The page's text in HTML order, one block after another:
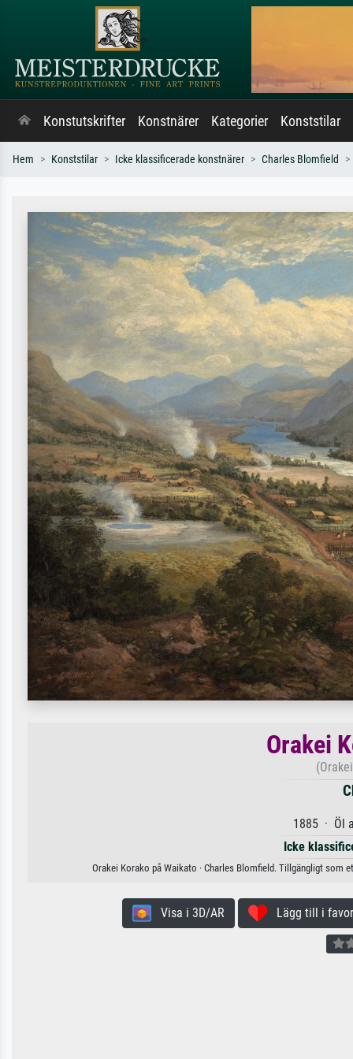
Konstutskrifter Konstnärer Kategorier Konststilar
Hem Konststilar Icke klassificerade konstnärer Charles Blomfield
Orakei
1885 · Öl
Icke
Orakei Korako på Waikato · Charles Blomfield. Tillgängligt som
Visa i 3D/AR Lägg till i